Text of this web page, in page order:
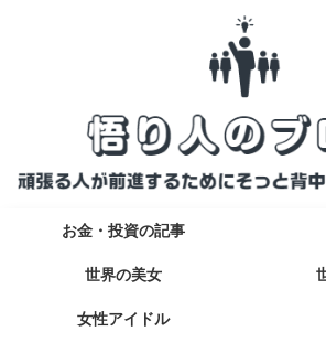
お金・投資の記事
世界の美女
女性アイドル